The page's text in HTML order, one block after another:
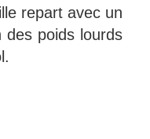
repart avec un
des poids lourds